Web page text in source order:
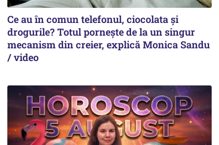
Ce au în comun telefonul, ciocolata și
drogurile? Totul pornește de la un singur
mecanism din creier, explică Monica Sandu
/ video